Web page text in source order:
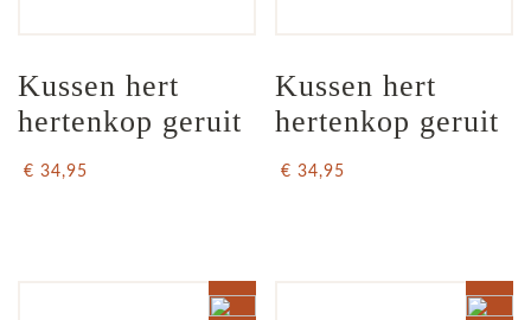
Kussen hert
hertenkop geruit
€ 34,95
Kussen hert
hertenkop geruit
€ 34,95